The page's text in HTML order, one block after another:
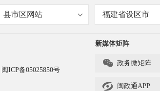
县市区网站 福建省设区市
闽ICP备05025850号
新媒体矩阵
 政务微矩阵
 闽政通APP